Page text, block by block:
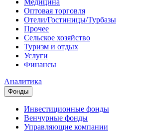
Медицина
Оптовая торговля
Отели/Гостиницы/Турбазы
Прочее
Сельское хозяйство
Туризм и отдых
Услуги
Финансы
Аналитика
Фонды
Инвестиционные фонды
Венчурные фонды
Управляющие компании